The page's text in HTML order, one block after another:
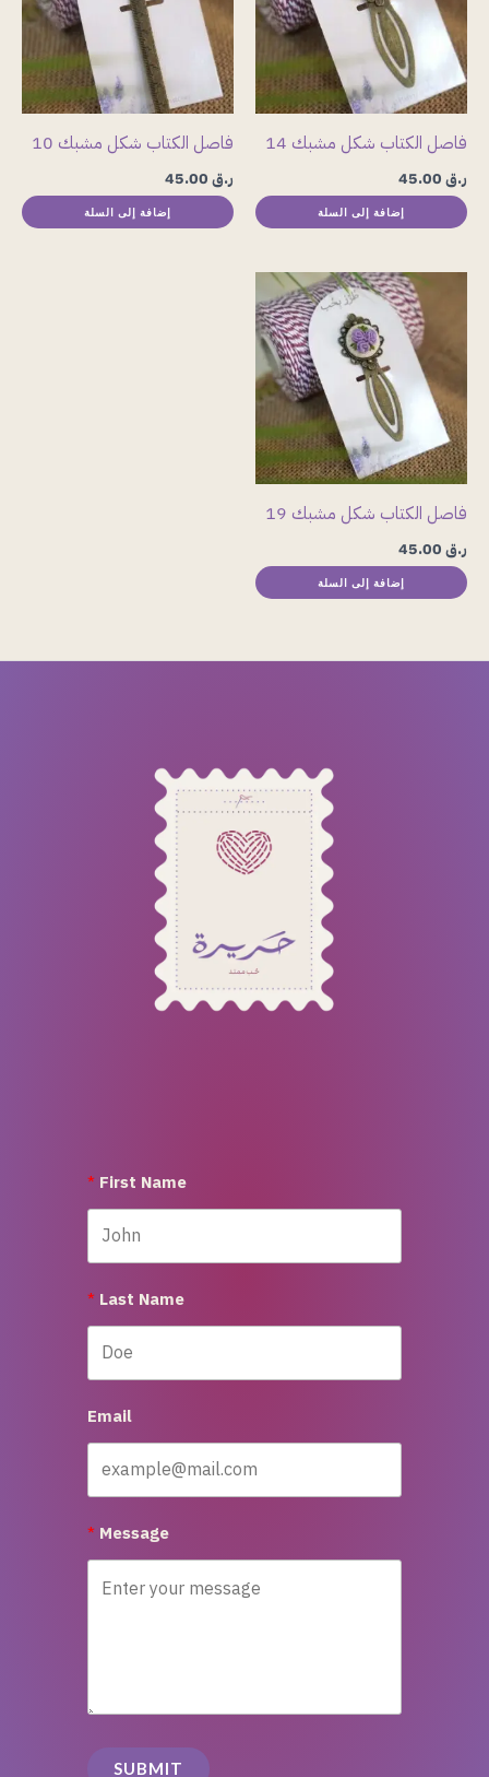
فاصل الكتاب شكل مشبك 14
ر.ق
إضافة إلى السلة
فاصل الكتاب شكل مشبك 10
ر.ق
إضافة إلى السلة
فاصل الكتاب شكل مشبك 19
ر.ق
إضافة إلى السلة
First Name
Last Name
Email
Message
SUBMIT